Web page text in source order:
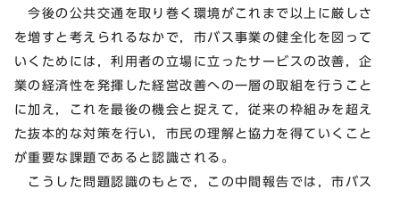
今後の公共交通を取り巻く環境がこれまで以上に厳しさ
を増すと考えられるなかで，市バス事業の健全化を図って
いくためには，利用者の立場に立ったサービスの改善，企
業の経済性を発揮した経営改善への一層の取組を行うこと
に加え，これを最後の機会と捉えて，従来の枠組みを超え
た抜本的な対策を行い，市民の理解と協力を得ていくこと
が重要な課題であると認識される。
こうした問題認識のもとで，この中間報告では，市バス